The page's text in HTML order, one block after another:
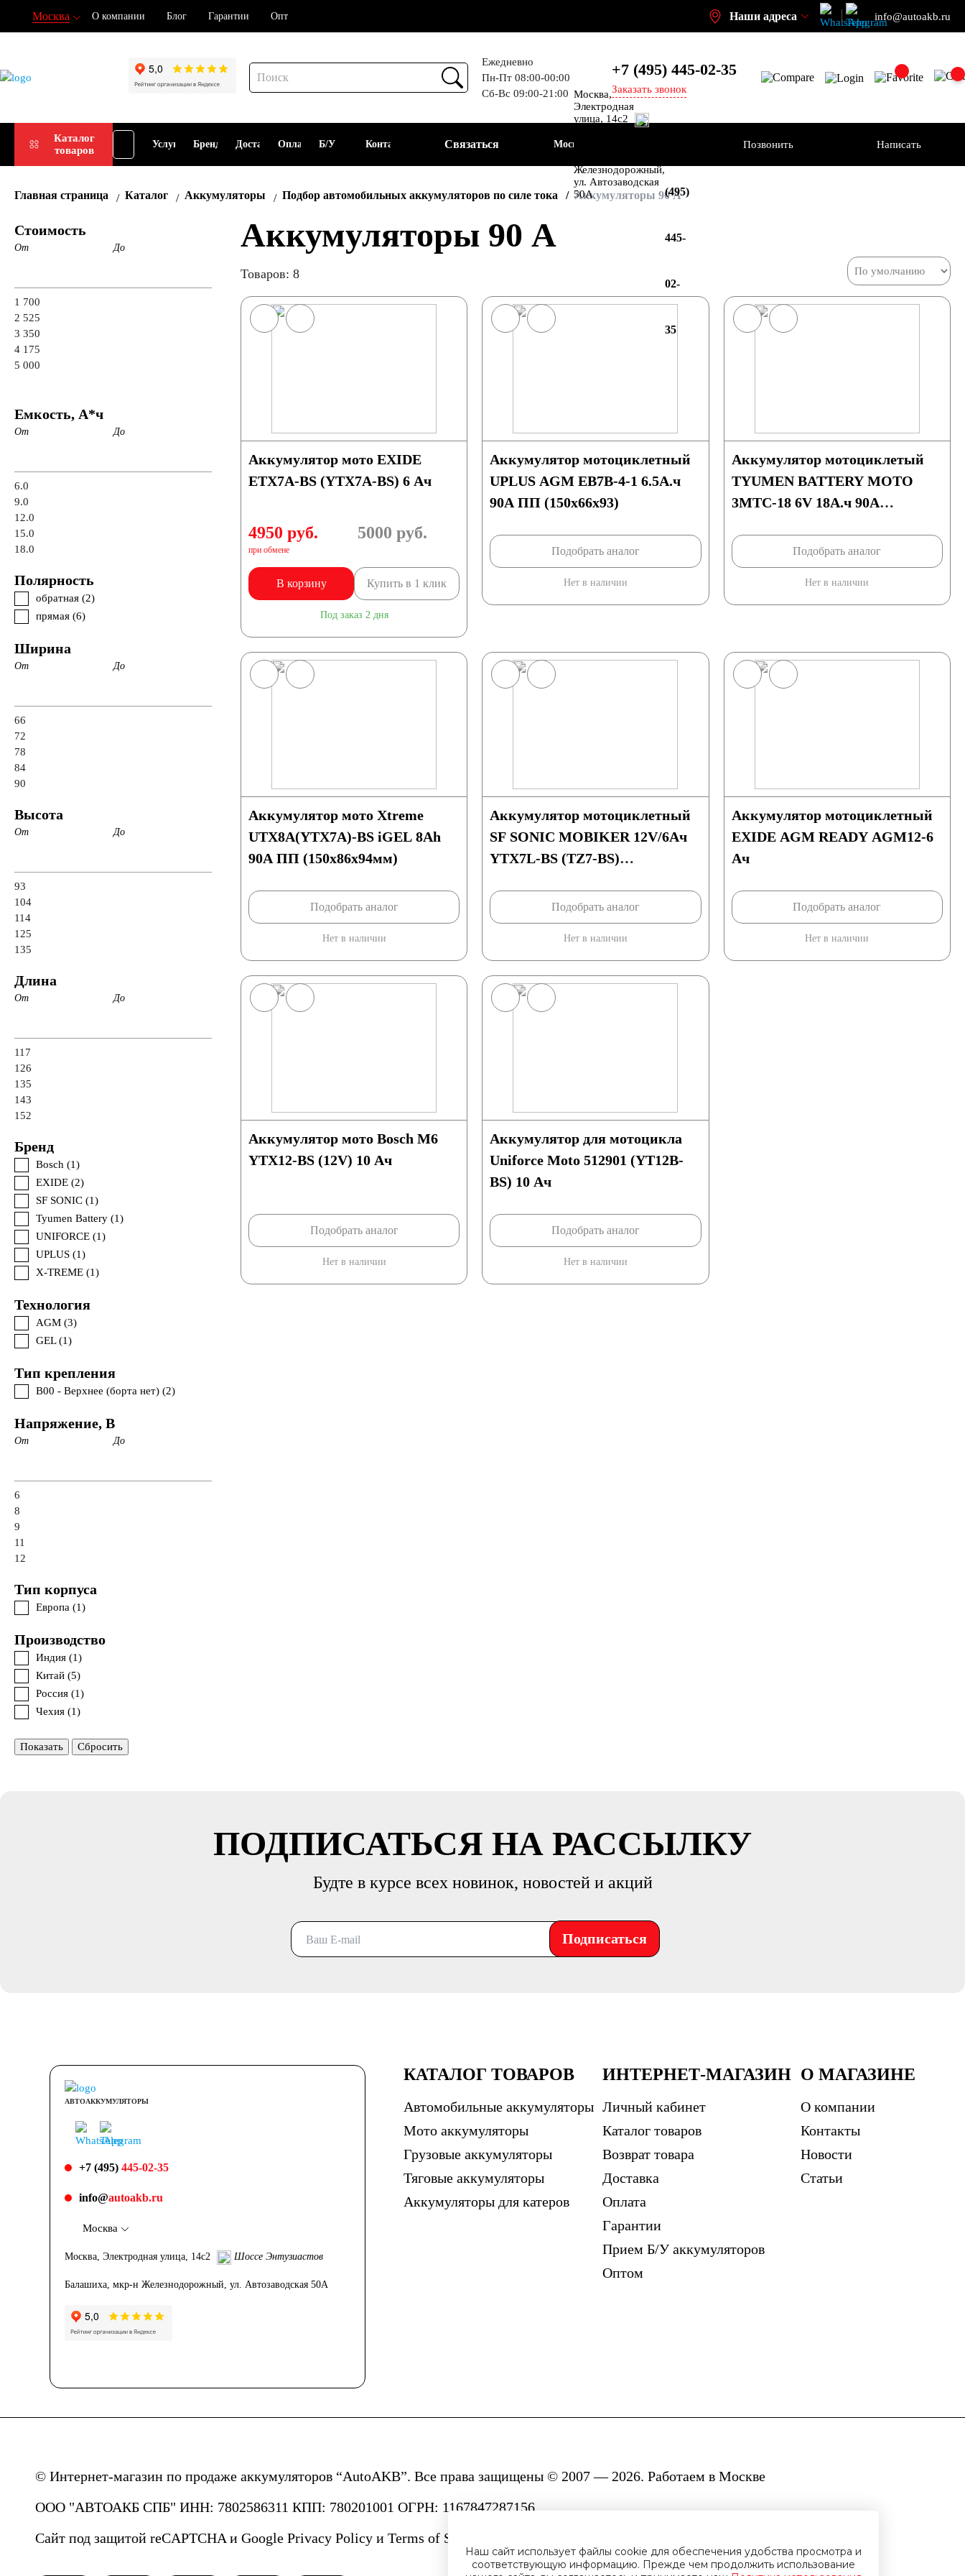
Москва О компании Блог Гарантии Опт Наши адреса info@autoakb.ru
Ежедневно
Пн-Пт 08:00-00:00
Сб-Вс 09:00-21:00
+7 (495)445-02-35
Заказать звонок
Каталог
товаров
Подбор
АКБ
Услуги Бренды ДоставкаОплата Б/У Контакты Связаться Москва
Москва,
Электродная
улица, 14с2
Энтузиастов
Железнодорожный,
ул. Автозаводская
50А
(495)
445-
02-
35
Позвонить Написать
Главная страница Каталог Аккумуляторы Подбор автомобильных аккумуляторов по силе тока Аккумуляторы 90 А
Стоимость
От До
1 700
2 525
3 350
4 175
5 000
Емкость, А*ч
От До
6.0
9.0
12.0
15.0
18.0
Полярность
обратная (2)
прямая (6)
Ширина
От До
66
72
78
84
90
Высота
От До
93
104
114
125
135
Длина
От До
117
126
135
143
152
Бренд
Bosch (1)
EXIDE (2)
SF SONIC (1)
Tyumen Battery (1)
UNIFORCE (1)
UPLUS (1)
X-TREME (1)
Технология
AGM (3)
GEL (1)
Тип крепления
B00 - Верхнее (борта нет) (2)
Напряжение, В
От До
6
8
9
11
12
Тип корпуса
Европа (1)
Производство
Индия (1)
Китай (5)
Россия (1)
Чехия (1)
Показать Сбросить
Аккумуляторы 90 А
Товаров: 8
Аккумулятор мото EXIDE
ETX7A-BS (YTX7A-BS) 6 Ач
4950 руб.
при обмене
5000 руб.
В корзину Купить в 1 клик
Под заказ 2 дня
Аккумулятор мотоциклетный
UPLUS AGM EB7B-4-1 6.5А.ч
90А ПП (150x66x93)
Подобрать аналог
Нет в наличии
Аккумулятор мотоциклетый
TYUMEN BATTERY MOTO
3МТС-18 6V 18А.ч 90A
Подобрать аналог
Нет в наличии
Аккумулятор мото Xtreme
UTX8A(YTX7A)-BS iGEL 8Ah
90A ПП (150x86x94мм)
Подобрать аналог
Нет в наличии
Аккумулятор мотоциклетный
SF SONIC MOBIKER 12V/6Ач
YTX7L-BS (TZ7-BS)
Подобрать аналог
Нет в наличии
Аккумулятор мотоциклетный
EXIDE AGM READY AGM12-6
Ач
Подобрать аналог
Нет в наличии
Аккумулятор мото Bosch М6
YTX12-BS (12V) 10 Ач
Подобрать аналог
Нет в наличии
Аккумулятор для мотоцикла
Uniforce Moto 512901 (YT12B-
BS) 10 Ач
Подобрать аналог
Нет в наличии
ПОДПИСАТЬСЯ НА РАССЫЛКУ
Будте в курсе всех новинок, новостей и акций
Подписаться
АВТОАККУМУЛЯТОРЫ
+7 (495) 445-02-35
info@autoakb.ru
Москва
Москва, Электродная улица, 14с2 Шоссе Энтузиастов
Балашиха, мкр-н Железнодорожный, ул. Автозаводская 50А
КАТАЛОГ ТОВАРОВ
Автомобильные аккумуляторы
Мото аккумуляторы
Грузовые аккумуляторы
Тяговые аккумуляторы
Аккумуляторы для катеров
ИНТЕРНЕТ-МАГАЗИН
Личный кабинет
Каталог товаров
Возврат товара
Доставка
Оплата
Гарантии
Прием Б/У аккумуляторов
Оптом
О МАГАЗИНЕ
О компании
Контакты
Новости
Статьи
© Интернет-магазин по продаже аккумуляторов “AutoAKB”. Все права защищены © 2007 — 2026. Работаем в Москве
ООО "АВТОАКБ СПБ" ИНН: 7802586311 КПП: 780201001 ОГРН: 1167847287156.
Сайт под защитой reCAPTCHA и Google Privacy Policy и Terms of Service.
Наш сайт использует файлы cookie для обеспечения удобства просмотра и
соответствующую информацию. Прежде чем продолжить использование